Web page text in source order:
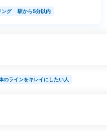
ング 駅から5分以内
のラインをキレイにしたい人